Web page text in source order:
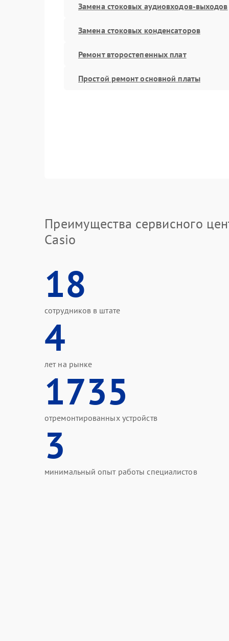
Замена стоковых аудиовходов-выходов
Замена стоковых конденсаторов
Ремонт второстепенных плат
Простой ремонт основной платы
Преимущества сервисного
Casio
18
сотрудников в штате
4
лет на рынке
1735
отремонтированных устройств
3
минимальный опыт работы специалистов